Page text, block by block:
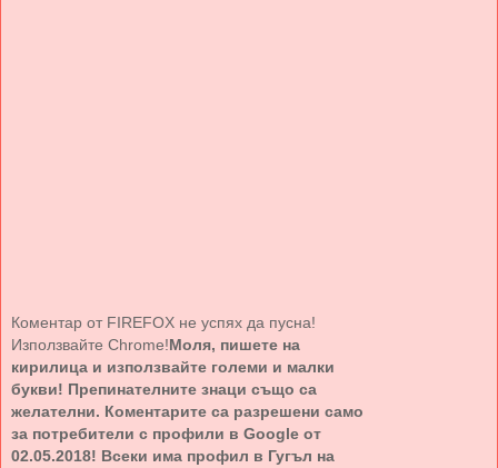
Коментар от FIREFOX не успях да пусна!
Използвайте Chrome!Моля, пишете на
кирилица и използвайте големи и малки
букви! Препинателните знаци също са
желателни. Коментарите са разрешени само
за потребители с профили в Google от
02.05.2018! Всеки има профил в Гугъл на